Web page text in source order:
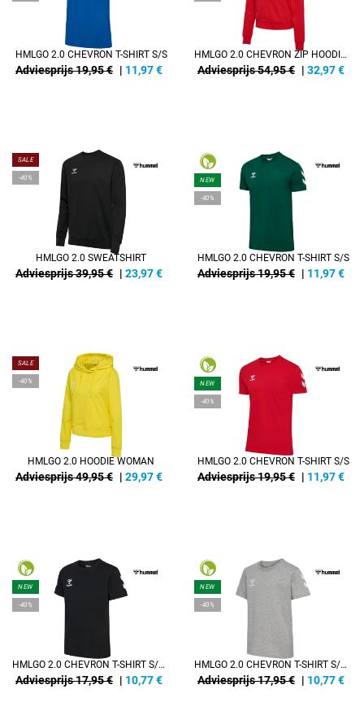
HMLGO 2.0 CHEVRON T-SHIRT S/S
Adviesprijs 19,95 € | 11,97€
HMLGO 2.0 CHEVRON ZIP HOODIE WOMAN
Adviesprijs 54,95 € | 32,97€
SALE
-40%
HMLGO 2.0 SWEATSHIRT
Adviesprijs 39,95 € | 23,97€
NEW
-40%
HMLGO 2.0 CHEVRON T-SHIRT S/S
Adviesprijs 19,95 € | 11,97€
SALE
-40%
HMLGO 2.0 HOODIE WOMAN
Adviesprijs 49,95 € | 29,97€
NEW
-40%
HMLGO 2.0 CHEVRON T-SHIRT S/S
Adviesprijs 19,95 € | 11,97€
NEW
-40%
HMLGO 2.0 CHEVRON T-SHIRT S/S KIDS
Adviesprijs 17,95 € | 10,77€
NEW
-40%
HMLGO 2.0 CHEVRON T-SHIRT S/S KIDS
Adviesprijs 17,95 € | 10,77€